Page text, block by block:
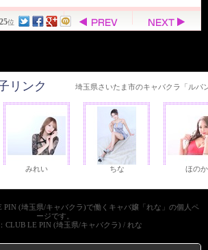
位
リンク 埼玉県さいたま市のキャバクラ「ルパ
みれい ちな ほのか
PIN (埼玉県/キャバクラ)で働くキャバ嬢「れな」の個人ペ
ージです。
CLUB LE PIN (埼玉県/キャバクラ) / れな